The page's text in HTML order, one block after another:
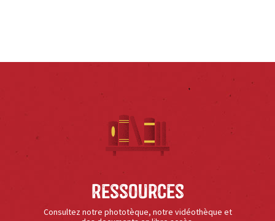
Ressources
Consultez notre phototèque, notre vidéothèque et